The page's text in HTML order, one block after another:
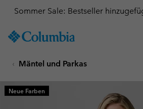
TO
SKIP
MAIN
NAV
Sommer Sale: Bestseller
Mäntel und Parkas
Neue Farben